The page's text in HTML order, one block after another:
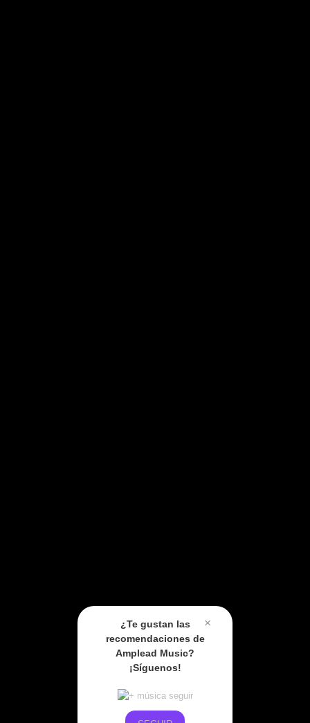
×
¿Te gustan las
recomendaciones de
Amplead Music?
¡Síguenos!